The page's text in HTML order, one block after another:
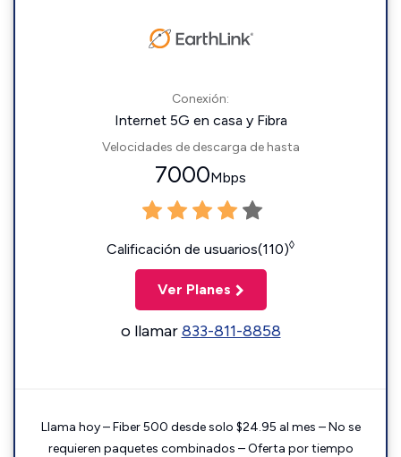
Conexión:
Internet 5G en casa y Fibra
Velocidades de descarga de hasta
7000Mbps
Calificación de usuarios(110)◊
Ver Planes
o llamar833-811-8858
Llama hoy – Fiber 500 desde solo $24.95 al mes – No se
requieren paquetes combinados – Oferta por tiempo